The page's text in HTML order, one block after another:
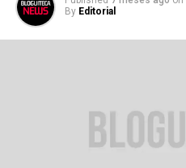
By Editorial